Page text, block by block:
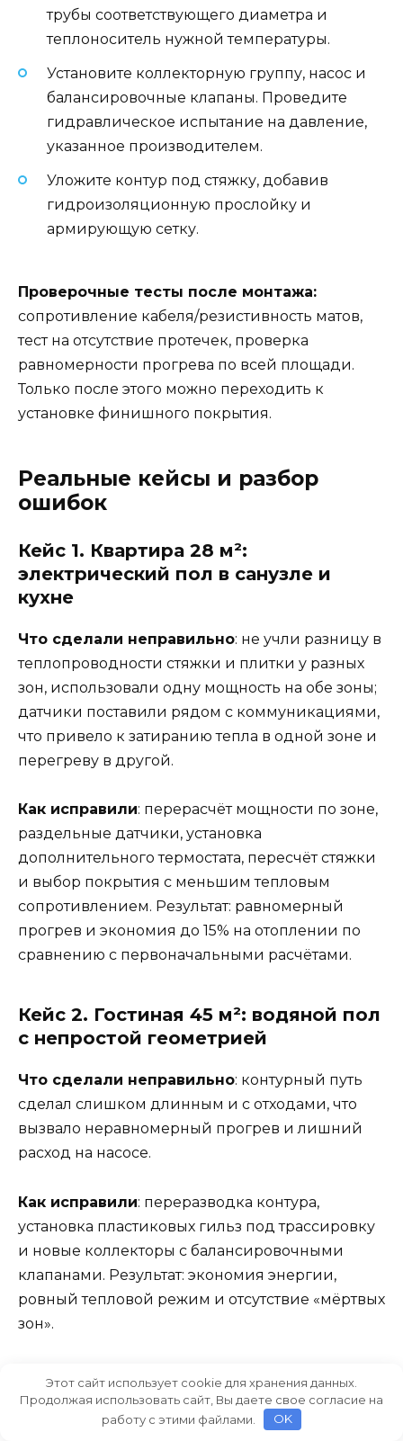
трубы соответствующего диаметра и
теплоноситель нужной температуры.
Установите коллекторную группу, насос и
балансировочные клапаны. Проведите
гидравлическое испытание на давление,
указанное производителем.
Уложите контур под стяжку, добавив
гидроизоляционную прослойку и
армирующую сетку.
Проверочные тесты после монтажа:
сопротивление кабеля/резистивность матов,
тест на отсутствие протечек, проверка
равномерности прогрева по всей площади.
Только после этого можно переходить к
установке финишного покрытия.
Реальные кейсы и разбор
ошибок
Кейс 1. Квартира 28 м²:
электрический пол в санузле и
кухне
Что сделали неправильно: не учли разницу в
теплопроводности стяжки и плитки у разных
зон, использовали одну мощность на обе зоны;
датчики поставили рядом с коммуникациями,
что привело к затиранию тепла в одной зоне и
перегреву в другой.
Как исправили: перерасчёт мощности по зоне,
раздельные датчики, установка
дополнительного термостата, пересчёт стяжки
и выбор покрытия с меньшим тепловым
сопротивлением. Результат: равномерный
прогрев и экономия до 15% на отоплении по
сравнению с первоначальными расчётами.
Кейс 2. Гостиная 45 м²: водяной пол
с непростой геометрией
Что сделали неправильно: контурный путь
сделал слишком длинным и с отходами, что
вызвало неравномерный прогрев и лишний
расход на насосе.
Как исправили: переразводка контура,
установка пластиковых гильз под трассировку
и новые коллекторы с балансировочными
клапанами. Результат: экономия энергии,
ровный тепловой режим и отсутствие «мёртвых
зон».
Кейс 3. Ванная комната 8 м²: ошибка
с покрытием
Этот сайт использует cookie для хранения данных.
Продолжая использовать сайт, Вы даете свое согласие на
работу с этими файлами.
OK